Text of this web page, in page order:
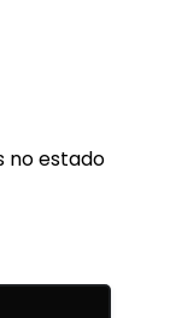
no estado